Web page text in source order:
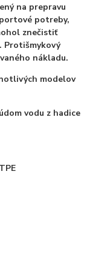
na prepravu
potreby,
znečistiť
Protišmykový
nákladu.
modelov
vodu z hadice